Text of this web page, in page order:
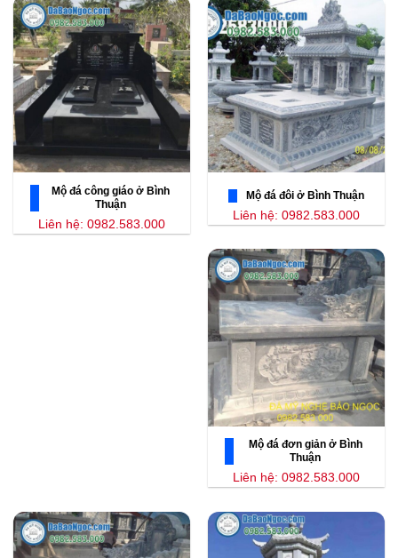
Mộ đá công giáo ở Bình
Thuận
Liên hệ: 0982.583.000
Mộ đá đôi ở Bình Thuận
Liên hệ: 0982.583.000
Mộ đá đơn giản ở Bình
Thuận
Liên hệ: 0982.583.000